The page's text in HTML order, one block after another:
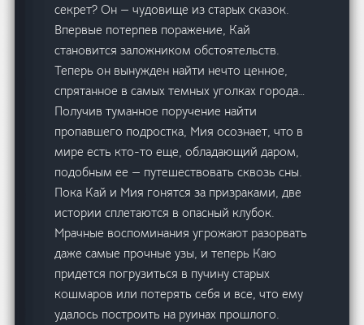
секрет? Он — чудовище из старых сказок.
Впервые потерпев поражение, Кай
становится заложником обстоятельств.
Теперь он вынужден найти нечто ценное,
спрятанное в самых темных уголках города…
Получив туманное поручение найти
пропавшего подростка, Мия осознает, что в
мире есть кто-то еще, обладающий даром,
подобным ее — путешествовать сквозь сны.
Пока Кай и Мия гонятся за призраками, две
истории сплетаются в опасный клубок.
Мрачные воспоминания угрожают разорвать
даже самые прочные узы, и теперь Каю
придется погрузиться в пучину старых
кошмаров или потерять себя и все, что ему
удалось построить на руинах прошлого.